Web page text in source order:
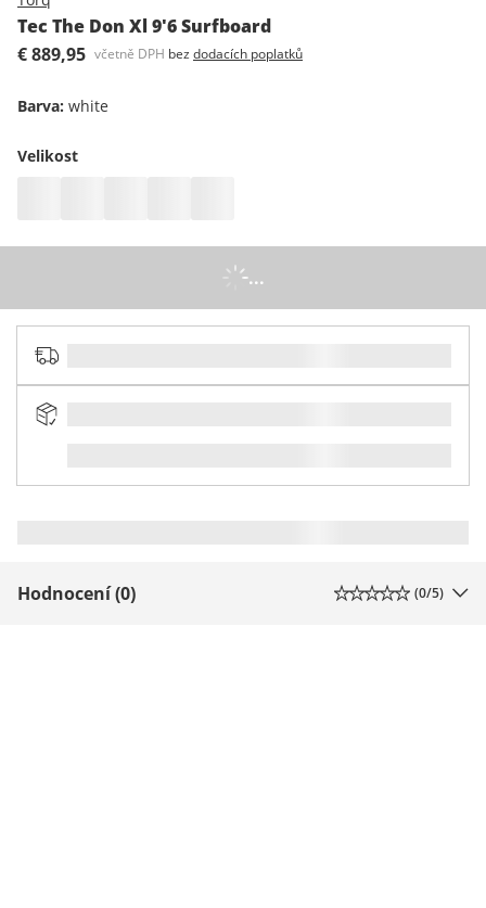
Tec The Don Xl 9'6 Surfboard
€ 889,95 včetně DPH bez dodacích poplatků
Barva: white
Velikost
...
Hodnocení (0) (0/5)